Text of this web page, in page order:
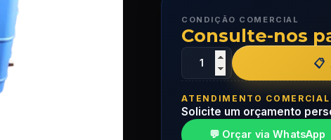
CONDIÇÃO COMERCIAL
Consulte-nos
ATENDIMENTO COMERCIAL
Solicite um orçamento
💬 Orçar via WhatsApp